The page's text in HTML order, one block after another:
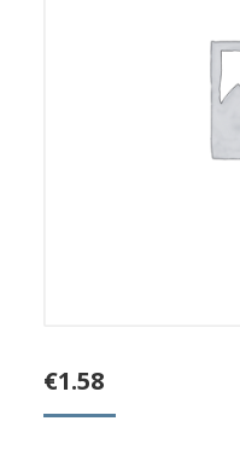
€1.58